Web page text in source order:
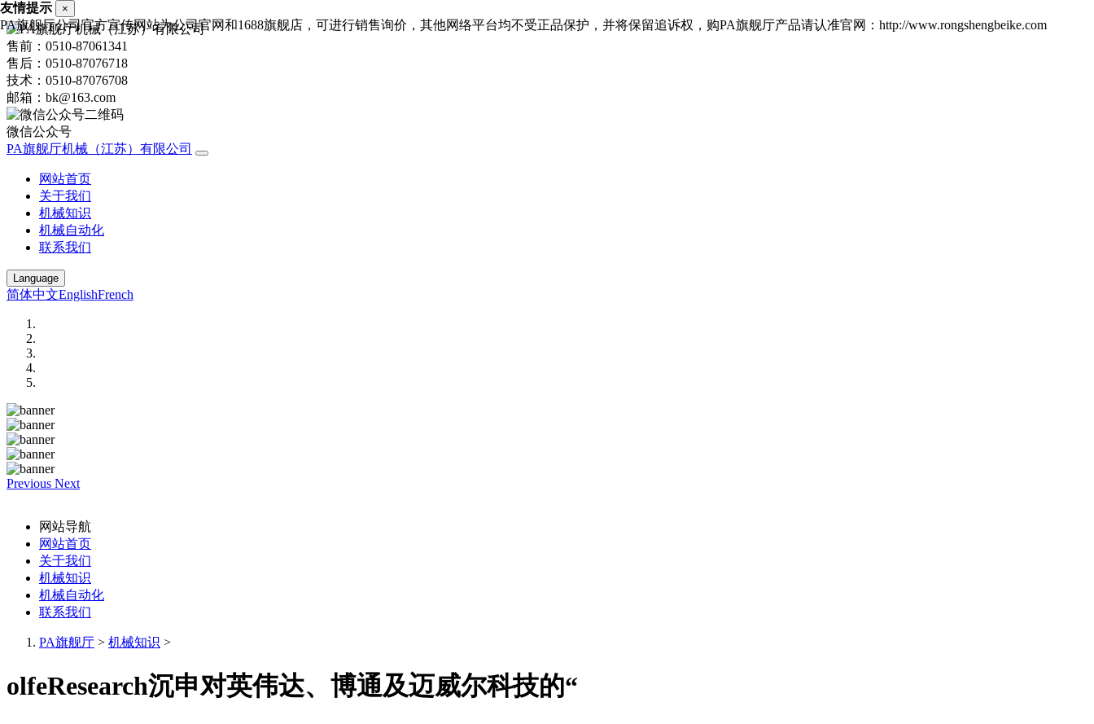
售前：0510-87061341
售后：0510-87076718
技术：0510-87076708
邮箱：bk@163.com
微信公众号
PA旗舰厅机械（江苏）有限公司
网站首页
关于我们
机械知识
机械自动化
联系我们
Language
简体中文EnglishFrench
Previous Next
网站导航
网站首页
关于我们
机械知识
机械自动化
联系我们
PA旗舰厅 > 机械知识 >
olfeResearch沉申对英伟达、博通及迈威尔科技的“
友情提示 ×
PA旗舰厅公司官方宣传网站为公司官网和1688旗舰店，可进行销售询价，其他网络平台均不受正品保护，并将保留追诉权，购PA旗舰厅产品请认准官网：http://www.rongshengbeike.com